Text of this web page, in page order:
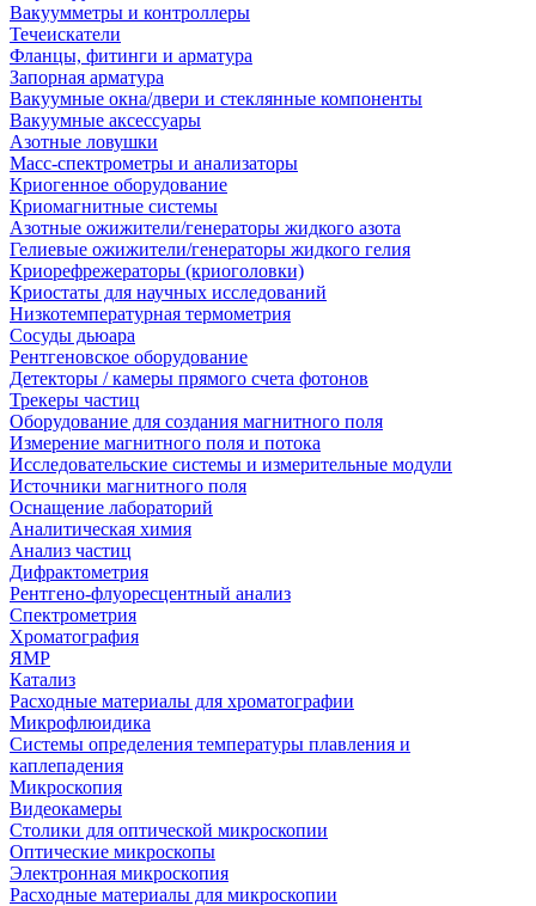
Вакуумметры и контроллеры
Течеискатели
Фланцы, фитинги и арматура
Запорная арматура
Вакуумные окна/двери и стеклянные компоненты
Вакуумные аксессуары
Азотные ловушки
Масс-спектрометры и анализаторы
Криогенное оборудование
Криомагнитные системы
Азотные ожижители/генераторы жидкого азота
Гелиевые ожижители/генераторы жидкого гелия
Криорефрежераторы (криоголовки)
Криостаты для научных исследований
Низкотемпературная термометрия
Сосуды дьюара
Рентгеновское оборудование
Детекторы / камеры прямого счета фотонов
Трекеры частиц
Оборудование для создания магнитного поля
Измерение магнитного поля и потока
Исследовательские системы и измерительные модули
Источники магнитного поля
Оснащение лабораторий
Аналитическая химия
Анализ частиц
Дифрактометрия
Рентгено-флуоресцентный анализ
Спектрометрия
Хроматография
ЯМР
Катализ
Расходные материалы для хроматографии
Микрофлюидика
Системы определения температуры плавления и
каплепадения
Микроскопия
Видеокамеры
Столики для оптической микроскопии
Оптические микроскопы
Электронная микроскопия
Расходные материалы для микроскопии